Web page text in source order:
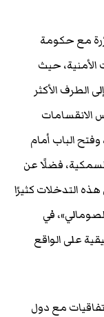
مع حكومة
الأمنية، حيث
الطرف الأكثر
الانقسامات
الباب أمام
فضلًا عن
التدخلات كثيرًا
في
على الواقع
مع دول